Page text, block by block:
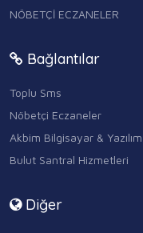
NÖBETÇİ ECZANELER
Bağlantılar
Toplu Sms
Nöbetçi Eczaneler
Akbim Bilgisayar & Yazılım
Bulut Santral Hizmetleri
Diğer